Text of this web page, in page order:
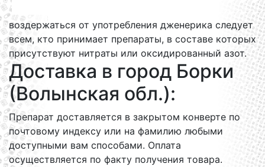
воздержаться от употребления дженерика следует
всем, кто принимает препараты, в составе которых
присутствуют нитраты или оксидированный азот.
Доставка в город Борки
(Волынская обл.):
Препарат доставляется в закрытом конверте по
почтовому индексу или на фамилию любыми
доступными вам способами. Оплата
осуществляется по факту получения товара.